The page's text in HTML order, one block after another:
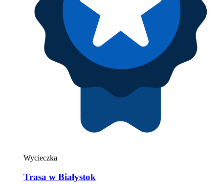
Wycieczka
Trasa w Białystok